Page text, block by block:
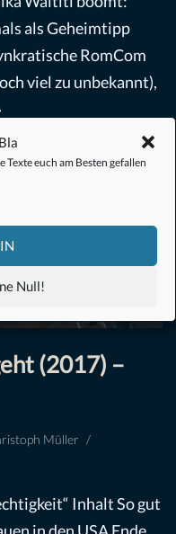
euch am Besten gefallen
Null!
als Geheimtipp
RomCom
viel zu unbekannt),
(2017) –
Müller
Inhalt So gut